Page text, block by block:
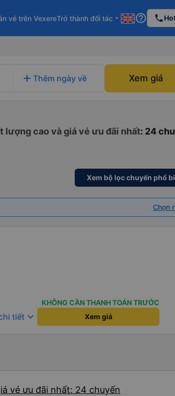
vé trên VexereTrở thành đối tác arrow_drop_down help_outline phone
add Thêm ngày về Xem giá
lượng cao và giá vé ưu đãi nhất: 24
Xem bộ lọc chuyến phổ
Chọn
KHÔNG CẦN THANH TOÁN TRƯỚC
tiết keyboard_arrow_down Xem giá
vé ưu đãi nhất: 24 chuyến